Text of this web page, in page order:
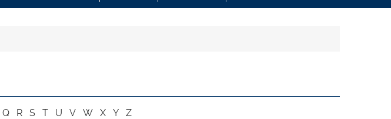
Q R S T U V W X Y Z